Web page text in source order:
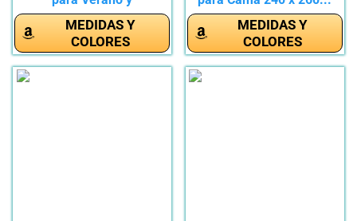
Entretiempo,...
MEDIDAS Y
COLORES
MEDIDAS Y
COLORES